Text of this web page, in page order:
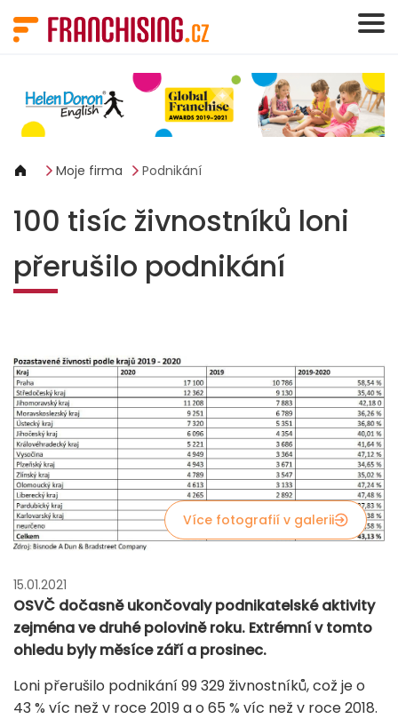
Moje firma Podnikání
100 tisíc živnostníků loni
přerušilo podnikání
Více fotografií v galerii
15.01.2021
OSVČ dočasně ukončovaly podnikatelské aktivity
zejména ve druhé polovině roku. Extrémní v tomto
ohledu byly měsíce září a prosinec.
Loni přerušilo podnikání 99 329 živnostníků, což je o
43 % víc než v roce 2019 a o 65 % víc než v roce 2018.